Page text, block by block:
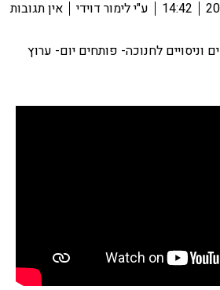
14:42 ע"ילימור דוידי אין תגובות
לחנוכה- פותחים יום- ערוץ